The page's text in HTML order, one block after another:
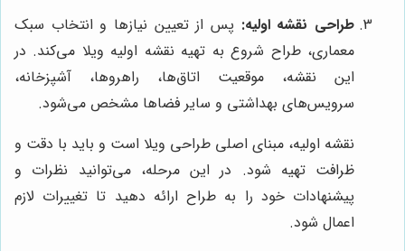
طراحی نقشه اولیه: پس از تعیین نیازها و انتخاب سبک
معماری، طراح شروع به تهیه نقشه اولیه ویلا می‌کند. در
این نقشه، موقعیت اتاق‌ها، راهروها، آشپزخانه،
سرویس‌های بهداشتی و سایر فضاها مشخص می‌شود.
نقشه اولیه، مبنای اصلی طراحی ویلا است و باید با دقت و
ظرافت تهیه شود. در این مرحله، می‌توانید نظرات و
پیشنهادات خود را به طراح ارائه دهید تا تغییرات لازم
اعمال شود.